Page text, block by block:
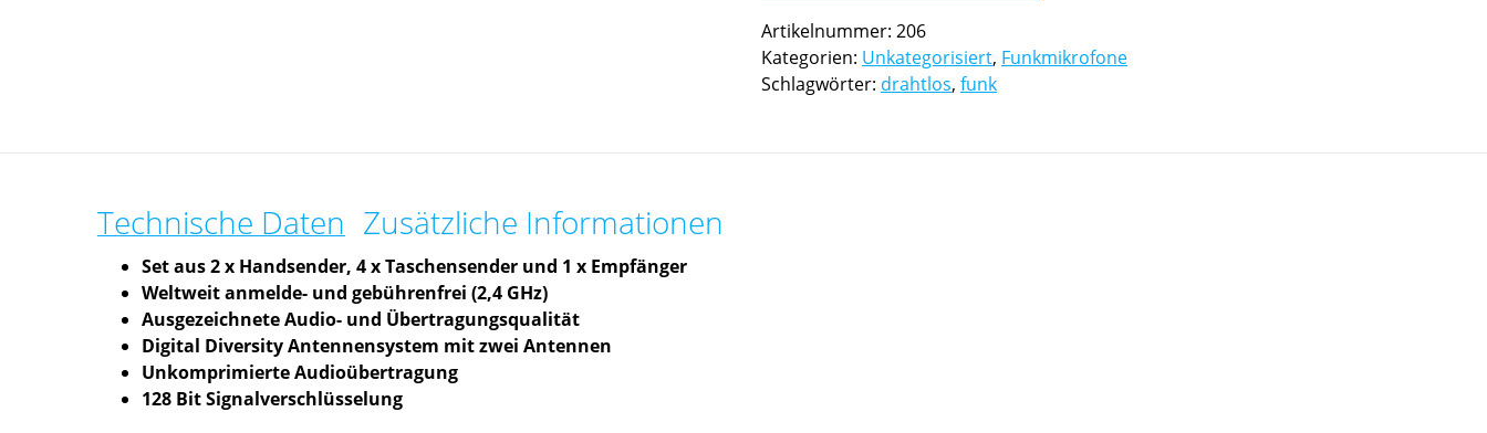
Artikelnummer: 206
Kategorien: Unkategorisiert, Funkmikrofone
Schlagwörter: drahtlos, funk
Technische Daten Zusätzliche Informationen
Set aus 2 x Handsender, 4 x Taschensender und 1 x Empfänger
Weltweit anmelde- und gebührenfrei (2,4 GHz)
Ausgezeichnete Audio- und Übertragungsqualität
Digital Diversity Antennensystem mit zwei Antennen
Unkomprimierte Audioübertragung
128 Bit Signalverschlüsselung